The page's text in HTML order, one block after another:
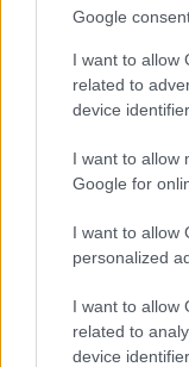
Google
I want to allow
related to
device
I want to allow
Google for
I want to allow
personalized
I want to allow
related to
device
Több emberes
Fotó: / Velvet